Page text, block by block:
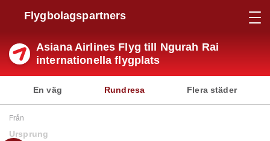
Flygbolagspartners
Asiana Airlines Flyg till Ngurah Rai
internationella flygplats
En väg Rundresa Flera städer
Från
Ursprung